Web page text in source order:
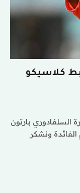
كلاسيكو
بارتون
ونشكر